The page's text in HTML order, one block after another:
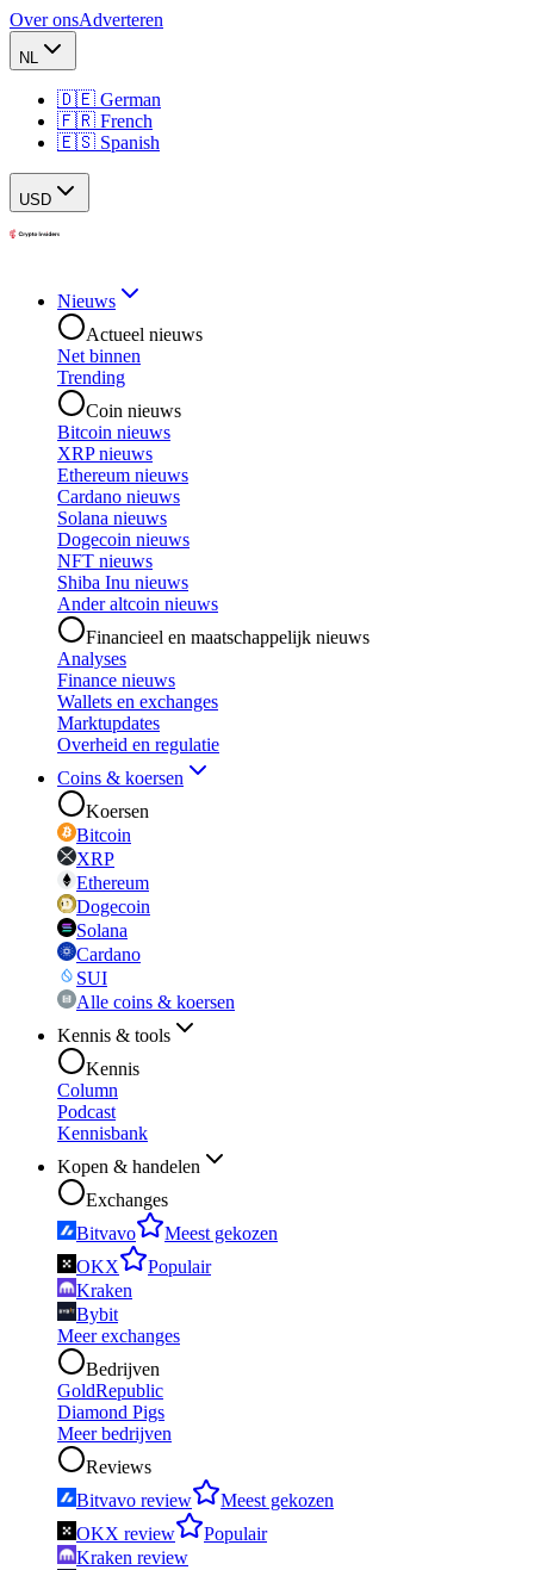
Over onsAdverteren
NL
🇩🇪 German
🇫🇷 French
🇪🇸 Spanish
USD
Nieuws
Actueel nieuws
Net binnen
Trending
Coin nieuws
Bitcoin nieuws
XRP nieuws
Ethereum nieuws
Cardano nieuws
Solana nieuws
Dogecoin nieuws
NFT nieuws
Shiba Inu nieuws
Ander altcoin nieuws
Financieel en maatschappelijk nieuws
Analyses
Finance nieuws
Wallets en exchanges
Marktupdates
Overheid en regulatie
Coins & koersen
Koersen
Bitcoin
XRP
Ethereum
Dogecoin
Solana
Cardano
SUI
Alle coins & koersen
Kennis & tools
Kennis
Column
Podcast
Kennisbank
Kopen & handelen
Exchanges
Bitvavo
Meest gekozen
OKX
Populair
Kraken
Bybit
Meer exchanges
Bedrijven
GoldRepublic
Diamond Pigs
Meer bedrijven
Reviews
Bitvavo review
Meest gekozen
OKX review
Populair
Kraken review